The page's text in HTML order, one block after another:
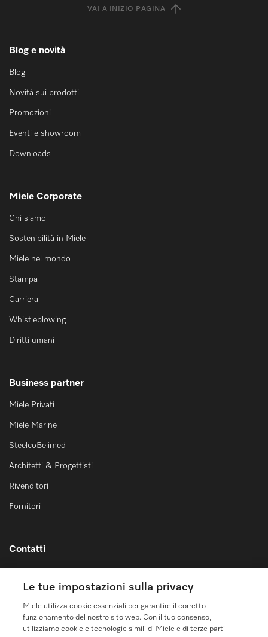
VAI A INIZIO PAGINA
Blog e novità
Blog
Novità sui prodotti
Promozioni
Eventi e showroom
Downloads
Miele Corporate
Chi siamo
Sostenibilità in Miele
Miele nel mondo
Stampa
Carriera
Whistleblowing
Diritti umani
Business partner
Miele Privati
Miele Marine
SteelcoBelimed
Architetti & Progettisti
Rivenditori
Fornitori
Contatti
Elenco dei contatti
Vendita
0471 666 319
Le tue impostazioni sulla privacy
Miele utilizza cookie essenziali per garantire il corretto
funzionamento del nostro sito web. Con il tuo consenso,
utilizziamo cookie e tecnologie simili di Miele e di terze parti